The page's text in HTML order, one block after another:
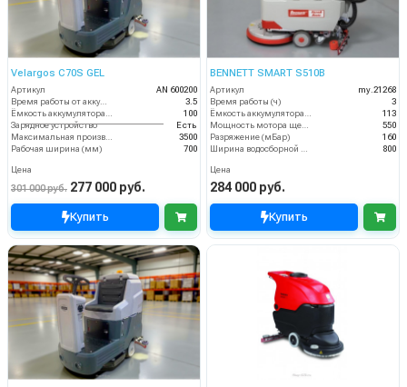
Velargos C70S GEL
Артикул
AN 600200
Время работы от аккумуляторов (ч)
3.5
100
Зарядное устройство
Есть
3500
Рабочая ширина (мм)
700
Цена
301 000 руб. 277 000 руб.
Купить
BENNETT SMART S510B
Артикул
my.21268
Время работы (ч)
3
113
550
Разряжение (мБар)
160
800
Цена
284 000 руб.
Купить